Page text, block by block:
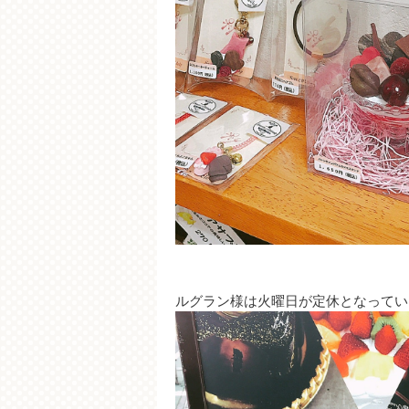
ルグラン様は火曜日が定休となって